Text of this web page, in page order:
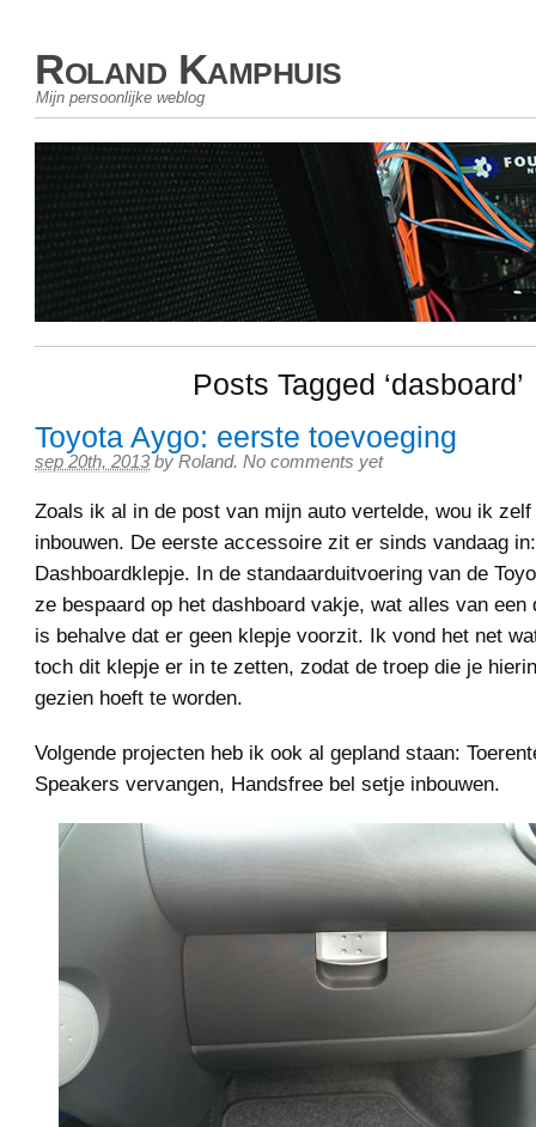
Roland Kamphuis
Mijn persoonlijke weblog
Posts Tagged ‘dasboard’
Toyota Aygo: eerste toevoeging
sep 20th, 2013 by Roland. No comments yet
Zoals ik al in de post van mijn auto vertelde, wou ik
inbouwen. De eerste accessoire zit er sinds vandaag
Dashboardklepje. In de standaarduitvoering van de
ze bespaard op het dashboard vakje, wat alles van een
is behalve dat er geen klepje voorzit. Ik vond het net
toch dit klepje er in te zetten, zodat de troep die je
gezien hoeft te worden.
Volgende projecten heb ik ook al gepland staan:
Speakers vervangen, Handsfree bel setje inbouwen.